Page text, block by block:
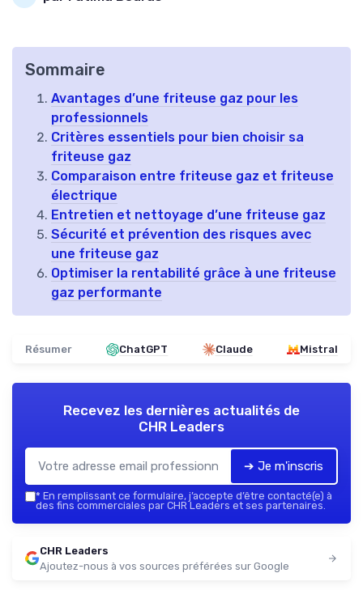
Sommaire
Avantages d’une friteuse gaz pour les
professionnels
Critères essentiels pour bien choisir sa
friteuse gaz
Comparaison entre friteuse gaz et friteuse
électrique
Entretien et nettoyage d’une friteuse gaz
Sécurité et prévention des risques avec
une friteuse gaz
Optimiser la rentabilité grâce à une friteuse
gaz performante
Résumer ChatGPT Claude Mistral
Recevez les dernières actualités de
CHR Leaders
➔ Je m'inscris
* En remplissant ce formulaire, j’accepte d’être contacté(e) à
des fins commerciales par CHR Leaders et ses partenaires.
CHR Leaders
Ajoutez-nous à vos sources préférées sur Google